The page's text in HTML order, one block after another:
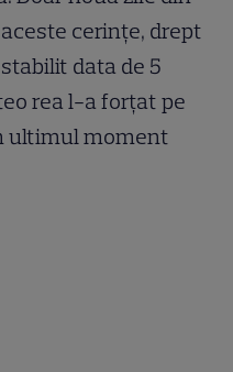
cerințe, drept
data de 5
rea l-a forțat pe
ultimul moment